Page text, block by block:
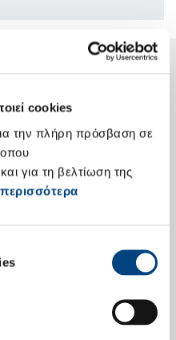
cookies
την πλήρη πρόσβαση σε
και για τη βελτίωση της